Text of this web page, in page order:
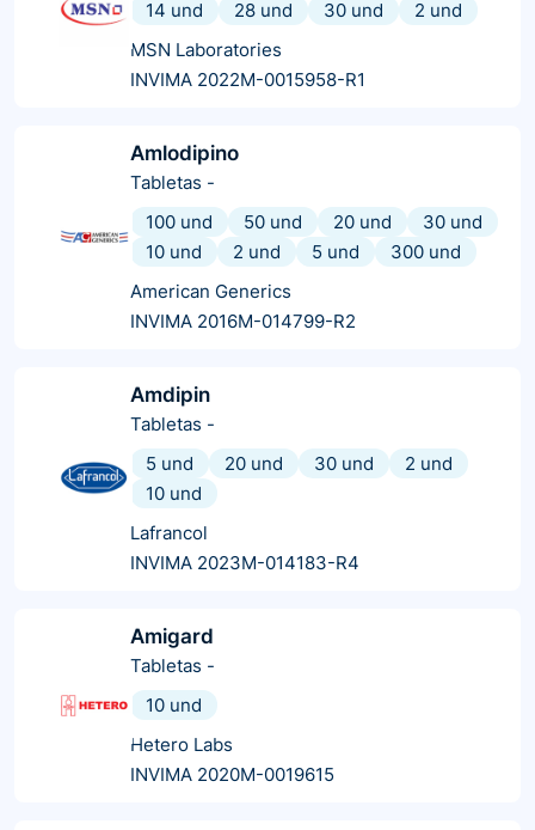
14 und
28 und 30 und
2 und
MSN Laboratories
INVIMA 2022M-0015958-R1
Amlodipino
Tabletas -
100 und
50 und 20 und
30 und
10 und
2 und 5 und
300 und
American Generics
INVIMA 2016M-014799-R2
Amdipin
Tabletas -
5 und
20 und 30 und
2 und
10 und
Lafrancol
INVIMA 2023M-014183-R4
Amigard
Tabletas -
10 und
Hetero Labs
INVIMA 2020M-0019615